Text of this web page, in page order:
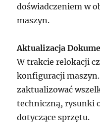
doświadczeniem w
maszyn.
Aktualizacja
W trakcie relokacji
konfiguracji
zaktualizować
techniczną, rysunki
dotyczące sprzętu.